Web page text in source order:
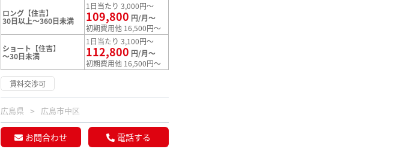
ロング【住吉】
30日以上～360日未満
1日当たり 3,000円～
109,800 円/月～
初期費用他 16,500円～
ショート【住吉】
～30日未満
1日当たり 3,100円～
112,800 円/月～
初期費用他 16,500円～
賃料交渉可
広島県 広島市中区
お問合わせ 電話する